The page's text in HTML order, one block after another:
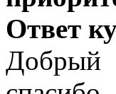
Ответ
Добрый